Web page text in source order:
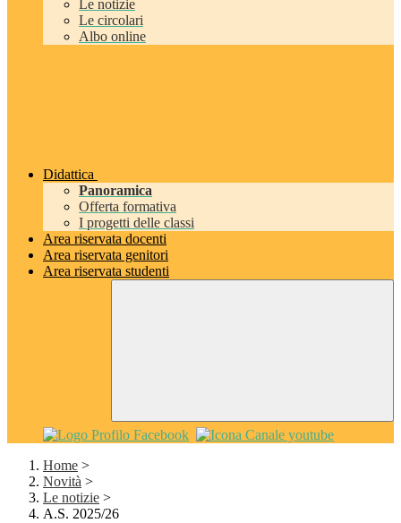
Le notizie
Le circolari
Albo online
Didattica
Panoramica
Offerta formativa
I progetti delle classi
Area riservata docenti
Area riservata genitori
Area riservata studenti
Home >
Novità >
Le notizie >
A.S. 2025/26